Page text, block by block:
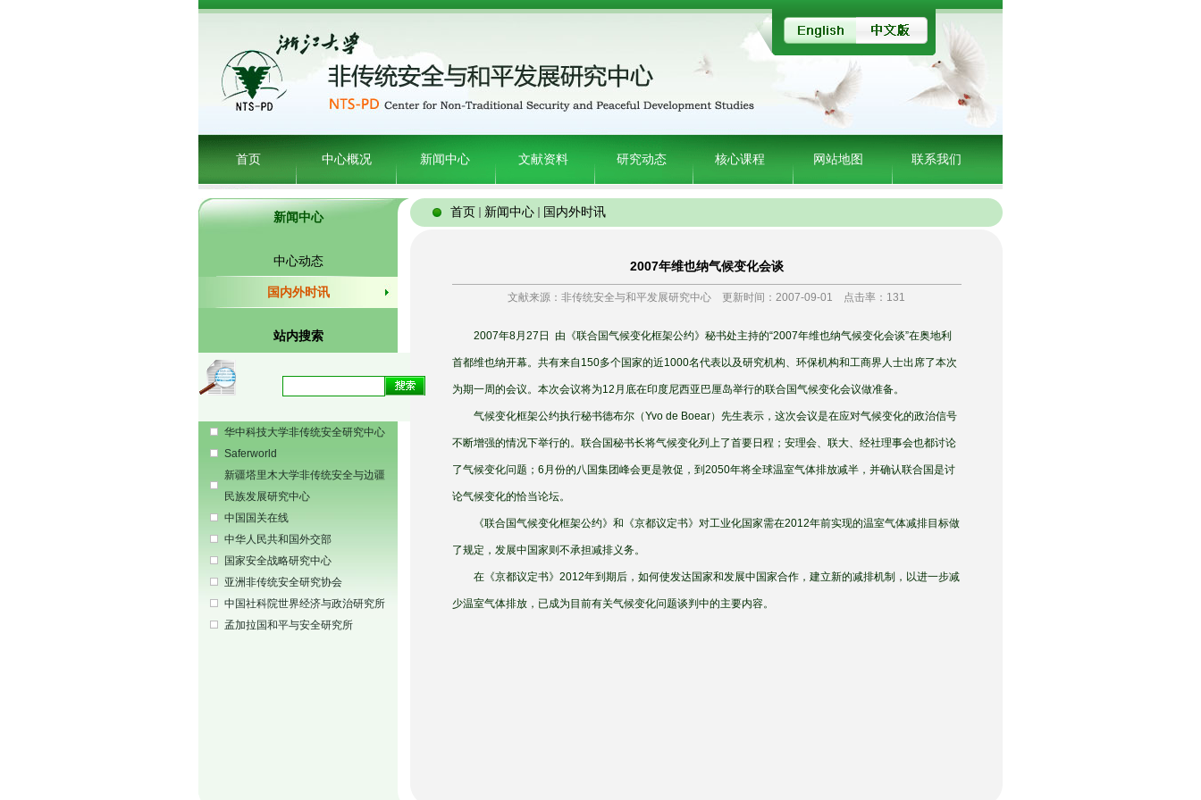
首页 中心概况 新闻中心 文献资料 研究动态 核心课程 网站地图 联系我们
新闻中心
中心动态
国内外时讯
站内搜索
华中科技大学非传统安全研究中心
Saferworld
新疆塔里木大学非传统安全与边疆
民族发展研究中心
中国国关在线
中华人民共和国外交部
国家安全战略研究中心
亚洲非传统安全研究协会
中国社科院世界经济与政治研究所
孟加拉国和平与安全研究所
首页 新闻中心 国内外时讯
2007年维也纳气候变化会谈
文献来源：非传统安全与和平发展研究中心 更新时间：2007-09-01 点击率： 131
2007年8月27日 由《联合国气候变化框架公约》秘书处主持的“2007年维也纳气候变化会谈”在奥地利
首都维也纳开幕。共有来自150多个国家的近1000名代表以及研究机构、环保机构和工商界人士出席了本次
为期一周的会议。本次会议将为12月底在印度尼西亚巴厘岛举行的联合国气候变化会议做准备。
气候变化框架公约执行秘书德布尔（Yvo de Boear）先生表示，这次会议是在应对气候变化的政治信号
不断增强的情况下举行的。联合国秘书长将气候变化列上了首要日程；安理会、联大、经社理事会也都讨论
了气候变化问题；6月份的八国集团峰会更是敦促，到2050年将全球温室气体排放减半，并确认联合国是讨
论气候变化的恰当论坛。
《联合国气候变化框架公约》和《京都议定书》对工业化国家需在2012年前实现的温室气体减排目标做
了规定，发展中国家则不承担减排义务。
在《京都议定书》2012年到期后，如何使发达国家和发展中国家合作，建立新的减排机制，以进一步减
少温室气体排放，已成为目前有关气候变化问题谈判中的主要内容。